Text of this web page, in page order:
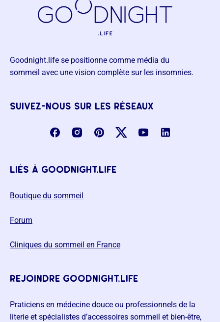
Goodnight.life se positionne comme média du
sommeil avec une vision complète sur les insomnies.
suivez-nous sur les réseaux
liés à goodnight.life
Boutique du sommeil
Forum
Cliniques du sommeil en France
rejoindre goodnight.life
Praticiens en médecine douce ou professionnels de la
literie et spécialistes d’accessoires sommeil et bien-être,